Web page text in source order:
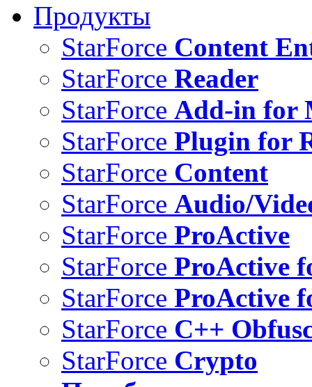
Продукты
StarForce Content
StarForce Reader
StarForce Add-in for
StarForce Plugin for
StarForce Content
StarForce Audio/
StarForce ProActive
StarForce ProActive
StarForce ProActive
StarForce C++
StarForce Crypto